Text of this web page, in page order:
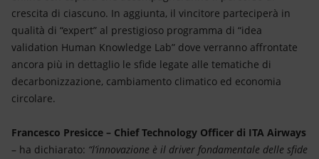
crescita di ciascuno. In aggiunta, il vincitore parteciperà in
qualità di “expert” al prestigioso programma di “idea
validation Human Knowledge Lab” dove verranno affrontate
ancora più in dettaglio le sfide legate alle tematiche di
decarbonizzazione, cambiamento climatico ed economia
circolare.
Francesco Presicce – Chief Technology Officer di ITA Airways
– ha dichiarato: “l’innovazione è il driver fondamentale delle sfide